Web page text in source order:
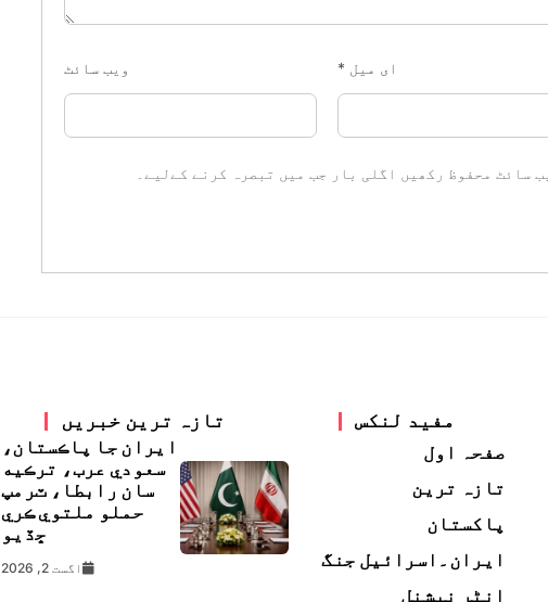
ای میل * ویب‌ سائٹ
سائٹ محفوظ رکھیں اگلی بار جب میں تبصرہ کرنے کےلیے۔
مفید لنکس
صفحہ اول
تازہ ترین
پاکستان
ایران۔اسرائیل جنگ
انٹر نیشنل
تازہ ترین خبریں
ايران جا پاڪستان،
سعودي عرب، ترڪيه
سان رابطا، ٽرمپ
حملو ملتوي ڪري
ڇڏيو
اگست 2, 2026